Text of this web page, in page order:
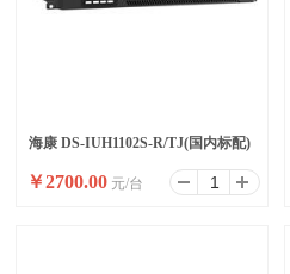
海康 DS-IUH1102S-R/TJ(国内标配)
￥2700.00 元/台